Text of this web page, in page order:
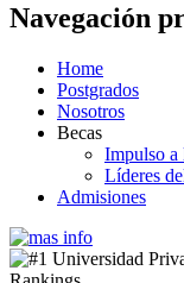
Navegación
Home
Postgrados
Nosotros
Becas
Impulso a
Líderes
Admisiones